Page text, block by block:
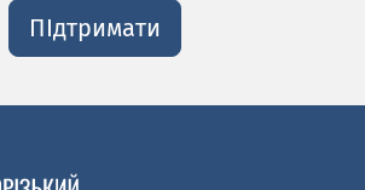
ПІдтримати